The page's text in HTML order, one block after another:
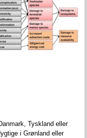
Tyskland eller
i Grønland eller